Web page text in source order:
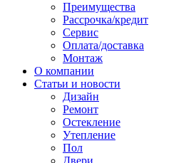
Преимущества
Рассрочка/кредит
Сервис
Оплата/доставка
Монтаж
О компании
Статьи и новости
Дизайн
Ремонт
Остекление
Утепление
Пол
Двери